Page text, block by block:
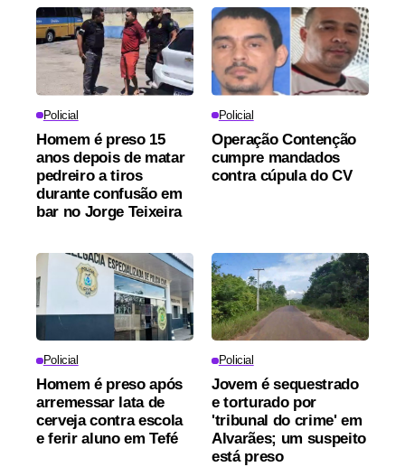
Policial
Homem é preso 15
anos depois de matar
pedreiro a tiros
durante confusão em
bar no Jorge Teixeira
Policial
Operação Contenção
cumpre mandados
contra cúpula do CV
Policial
Homem é preso após
arremessar lata de
cerveja contra escola
e ferir aluno em Tefé
Policial
Jovem é sequestrado
e torturado por
'tribunal do crime' em
Alvarães; um suspeito
está preso